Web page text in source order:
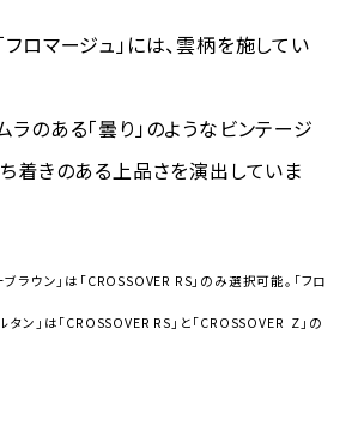
ロマージュ」には、雲柄を施してい
のある「曇り」のようなビンテージ
着きのある上品さを演出していま
ラウン」は「CROSSOVER RS」のみ選択可能。「フロ
ン」は「CROSSOVER RS」 と「CROSSOVER Z」の